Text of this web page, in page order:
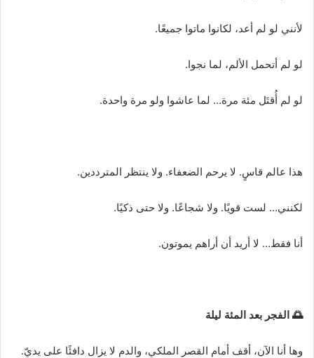
لأنني لو لم أعد، لكانوا ماتوا جميعًا.
لو لم أتحمل الألم، لما نجوا.
لو لم أُقتَل مئة مرة… لما عاشوا ولو مرة واحدة.
هذا عالم قاسٍ. لا يرحم الضعفاء. ولا ينتظر المترددين.
لكنني… لست قويًا. ولا شجاعًا. ولا حتى ذكيًا.
أنا فقط… لا أريد أن أراهم يموتون.
🌅 الفجر بعد المئة ليلة
وها أنا الآن، أقف أمام القصر الملكي، والدم لا يزال دافئًا على يديّ.